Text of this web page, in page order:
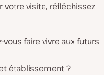
votre visite, réfléchissez
faire vivre aux futurs
établissement ?